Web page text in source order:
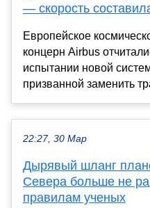
— скорость
Европейское
концерн Airbus
испытании новой
призванной заменить
22:27, 30 Мар
Дырявый шланг
Севера больше не
правилам ученых